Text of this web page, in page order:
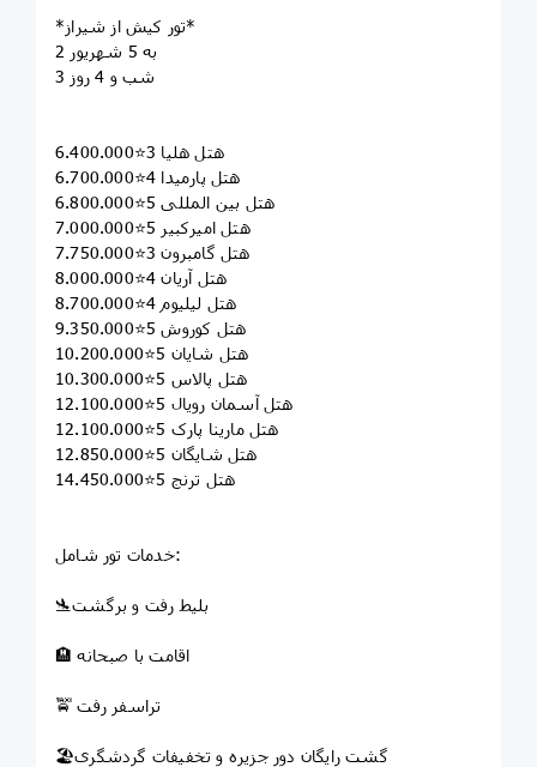
*تور کیش از شیراز*
2 به 5 شهریور
3 شب و 4 روز
هتل هلیا 3⭐6.400.000
هتل پارمیدا 4⭐6.700.000
هتل بین المللی 5⭐6.800.000
هتل امیرکبیر 5⭐7.000.000
هتل گامبرون 3⭐7.750.000
هتل آریان 4⭐8.000.000
هتل لیلیوم 4⭐8.700.000
هتل کوروش 5⭐9.350.000
هتل شایان 5⭐10.200.000
هتل پالاس 5⭐10.300.000
هتل آسمان رویال 5⭐12.100.000
هتل مارینا پارک 5⭐12.100.000
هتل شایگان 5⭐12.850.000
هتل ترنج 5⭐14.450.000
خدمات تور شامل:
🛬بلیط رفت و برگشت
🏨 اقامت با صبحانه
🚖 تراسفر رفت
🏖️گشت رایگان دور جزیره و تخفیفات گردشگری